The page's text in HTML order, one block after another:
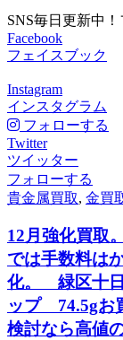
SNS毎日更新中！
Facebook
フェイスブック
Instagram
インスタグラム
フォローする
Twitter
ツイッター
フォローする
貴金属買取, 金買
12月強化買取
では手数料は
化。 緑区十
ップ 74.5gお
検討なら高値